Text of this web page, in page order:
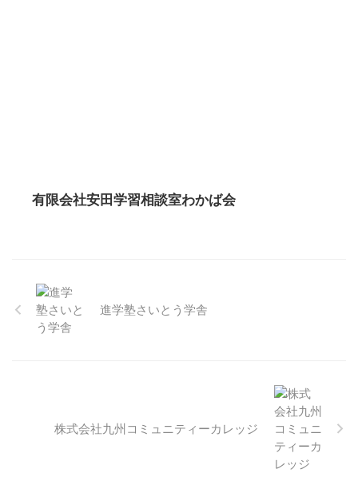
有限会社安田学習相談室わかば会
進学塾さいとう学舎
株式会社九州コミュニティーカレッジ